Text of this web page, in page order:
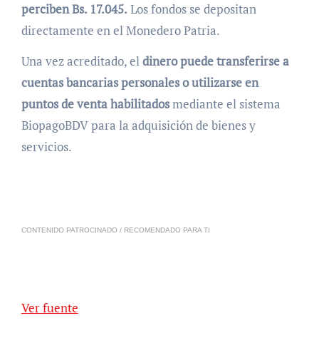
perciben Bs. 17.045. Los fondos se depositan
directamente en el Monedero Patria.
Una vez acreditado, eldinero puede transferirse a
cuentas bancarias personales o utilizarse en
puntos de venta habilitadosmediante el sistema
BiopagoBDV para la adquisición de bienes y
servicios.
CONTENIDO PATROCINADO / RECOMENDADO PARA TI
Ver fuente